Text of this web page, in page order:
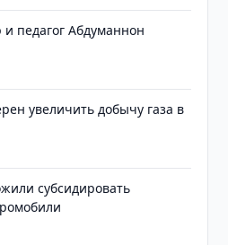
педагог Абдуманнон
увеличить добычу газа в
субсидировать